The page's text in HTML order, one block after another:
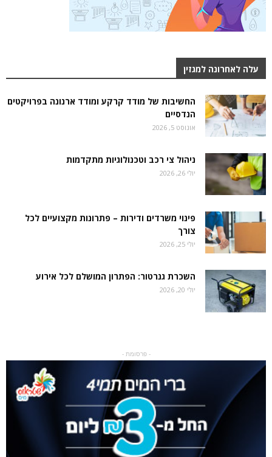
עלה לאחרונה למגזין
החשיבות של מודד קרקע ומודד ארנונה בפרויקטים
הנדסיים
אוגוסט 5, 2026
ניהול צי רכב וטכנולוגיות מתקדמות
יולי 26, 2026
פינוי משרדים ודירות – פתרונות מקצועיים לכל
צורך
יולי 25, 2026
השכרת גנרטור: הפתרון המושלם לכל אירוע
יולי 20, 2026
- פרסומת -